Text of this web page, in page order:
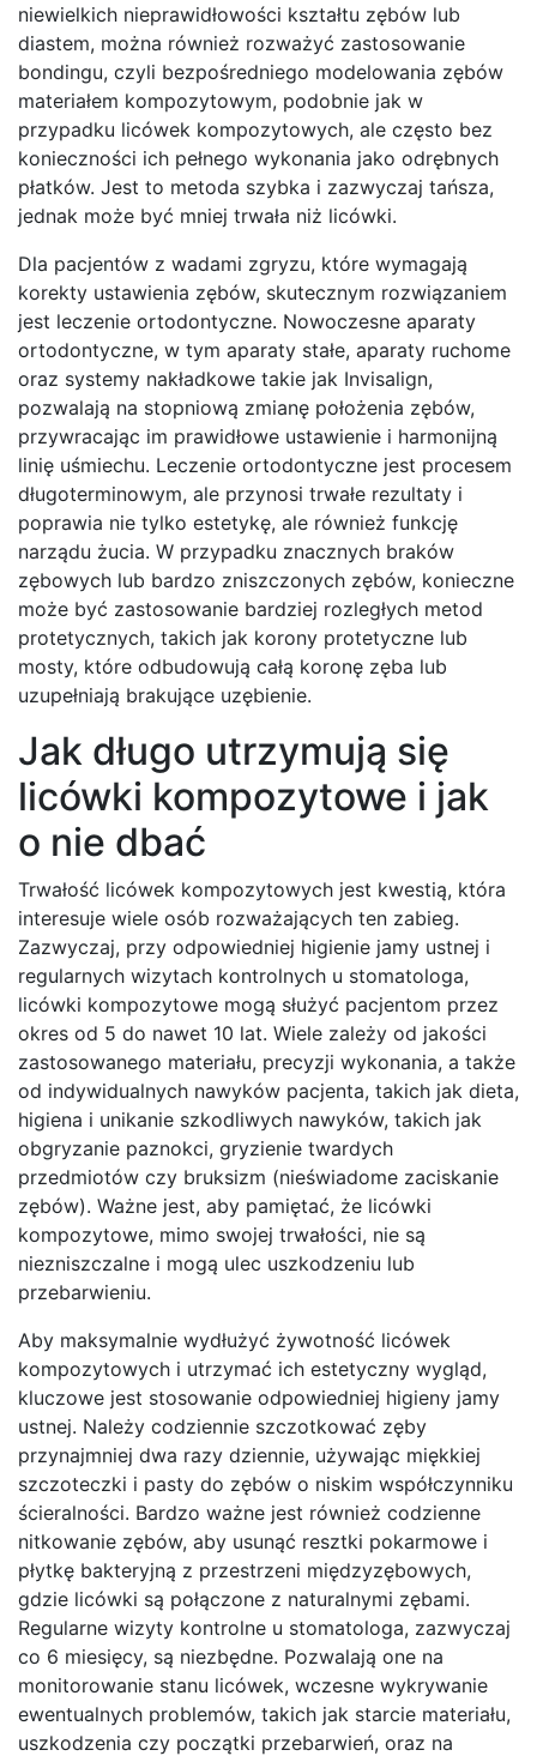
niewielkich nieprawidłowości kształtu zębów lub
diastem, można również rozważyć zastosowanie
bondingu, czyli bezpośredniego modelowania zębów
materiałem kompozytowym, podobnie jak w
przypadku licówek kompozytowych, ale często bez
konieczności ich pełnego wykonania jako odrębnych
płatków. Jest to metoda szybka i zazwyczaj tańsza,
jednak może być mniej trwała niż licówki.
Dla pacjentów z wadami zgryzu, które wymagają
korekty ustawienia zębów, skutecznym rozwiązaniem
jest leczenie ortodontyczne. Nowoczesne aparaty
ortodontyczne, w tym aparaty stałe, aparaty ruchome
oraz systemy nakładkowe takie jak Invisalign,
pozwalają na stopniową zmianę położenia zębów,
przywracając im prawidłowe ustawienie i harmonijną
linię uśmiechu. Leczenie ortodontyczne jest procesem
długoterminowym, ale przynosi trwałe rezultaty i
poprawia nie tylko estetykę, ale również funkcję
narządu żucia. W przypadku znacznych braków
zębowych lub bardzo zniszczonych zębów, konieczne
może być zastosowanie bardziej rozległych metod
protetycznych, takich jak korony protetyczne lub
mosty, które odbudowują całą koronę zęba lub
uzupełniają brakujące uzębienie.
Jak długo utrzymują się
licówki kompozytowe i jak
o nie dbać
Trwałość licówek kompozytowych jest kwestią, która
interesuje wiele osób rozważających ten zabieg.
Zazwyczaj, przy odpowiedniej higienie jamy ustnej i
regularnych wizytach kontrolnych u stomatologa,
licówki kompozytowe mogą służyć pacjentom przez
okres od 5 do nawet 10 lat. Wiele zależy od jakości
zastosowanego materiału, precyzji wykonania, a także
od indywidualnych nawyków pacjenta, takich jak dieta,
higiena i unikanie szkodliwych nawyków, takich jak
obgryzanie paznokci, gryzienie twardych
przedmiotów czy bruksizm (nieświadome zaciskanie
zębów). Ważne jest, aby pamiętać, że licówki
kompozytowe, mimo swojej trwałości, nie są
niezniszczalne i mogą ulec uszkodzeniu lub
przebarwieniu.
Aby maksymalnie wydłużyć żywotność licówek
kompozytowych i utrzymać ich estetyczny wygląd,
kluczowe jest stosowanie odpowiedniej higieny jamy
ustnej. Należy codziennie szczotkować zęby
przynajmniej dwa razy dziennie, używając miękkiej
szczoteczki i pasty do zębów o niskim współczynniku
ścieralności. Bardzo ważne jest również codzienne
nitkowanie zębów, aby usunąć resztki pokarmowe i
płytkę bakteryjną z przestrzeni międzyzębowych,
gdzie licówki są połączone z naturalnymi zębami.
Regularne wizyty kontrolne u stomatologa, zazwyczaj
co 6 miesięcy, są niezbędne. Pozwalają one na
monitorowanie stanu licówek, wczesne wykrywanie
ewentualnych problemów, takich jak starcie materiału,
uszkodzenia czy początki przebarwień, oraz na